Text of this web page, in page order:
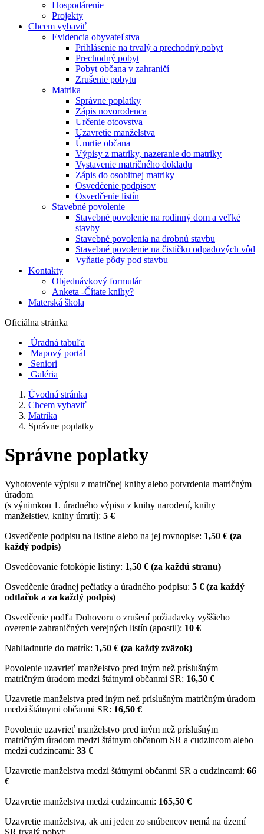
Hospodárenie
Projekty
Chcem vybaviť
Evidencia obyvateľstva
Prihlásenie na trvalý a prechodný pobyt
Prechodný pobyt
Pobyt občana v zahraničí
Zrušenie pobytu
Matrika
Správne poplatky
Zápis novorodenca
Určenie otcovstva
Uzavretie manželstva
Úmrtie občana
Výpisy z matriky, nazeranie do matriky
Vystavenie matričného dokladu
Zápis do osobitnej matriky
Osvedčenie podpisov
Osvedčenie listín
Stavebné povolenie
Stavebné povolenie na rodinný dom a veľké
stavby
Stavebné povolenia na drobnú stavbu
Stavebné povolenie na čističku odpadových vôd
Vyňatie pôdy pod stavbu
Kontakty
Objednávkový formulár
Anketa -Čítate knihy?
Materská škola
Oficiálna stránka
Úradná tabuľa
Mapový portál
Seniori
Galéria
Úvodná stránka
Chcem vybaviť
Matrika
Správne poplatky
Správne poplatky
Vyhotovenie výpisu z matričnej knihy alebo potvrdenia matričným
úradom
(s výnimkou 1. úradného výpisu z knihy narodení, knihy
manželstiev, knihy úmrtí): 5 €
Osvedčenie podpisu na listine alebo na jej rovnopise: 1,50 € (za
každý podpis)
Osvedčovanie fotokópie listiny: 1,50 € (za každú stranu)
Osvedčenie úradnej pečiatky a úradného podpisu: 5 € (za každý
odtlačok a za každý podpis)
Osvedčenie podľa Dohovoru o zrušení požiadavky vyššieho
overenie zahraničných verejných listín (apostil): 10 €
Nahliadnutie do matrík: 1,50 € (za každý zväzok)
Povolenie uzavrieť manželstvo pred iným než príslušným
matričným úradom medzi štátnymi občanmi SR: 16,50 €
Uzavretie manželstva pred iným než príslušným matričným úradom
medzi štátnymi občanmi SR: 16,50 €
Povolenie uzavrieť manželstvo pred iným než príslušným
matričným úradom medzi štátnym občanom SR a cudzincom alebo
medzi cudzincami: 33 €
Uzavretie manželstva medzi štátnymi občanmi SR a cudzincami: 66
€
Uzavretie manželstva medzi cudzincami: 165,50 €
Uzavretie manželstva, ak ani jeden zo snúbencov nemá na území
SR trvalý pobyt: